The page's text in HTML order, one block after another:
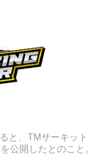
と、TMサーキット
公開したとのこと。